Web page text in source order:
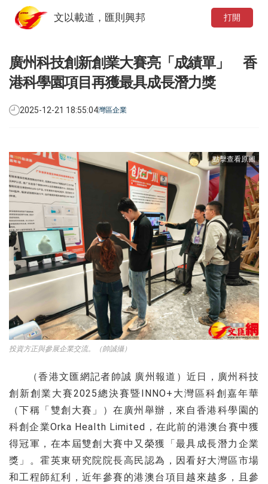
文以載道，匯則興邦 打開
廣州科技創新創業大賽亮「成績單」 香
港科學園項目再獲最具成長潛力獎
2025-12-21 18:55:04灣區企業
投資方正與參展企業交流。（帥誠攝）
（香港文匯網記者帥誠 廣州報道）近日，廣州科技
創新創業大賽2025總決賽暨INNO+大灣區科創嘉年華
（下稱「雙創大賽」）在廣州舉辦，來自香港科學園的
科創企業Orka Health Limited，在此前的港澳台賽中獲
得冠軍，在本屆雙創大賽中又榮獲「最具成長潛力企業
獎」。霍英東研究院院長高民認為，因看好大灣區市場
和工程師紅利，近年參賽的港澳台項目越來越多，且參